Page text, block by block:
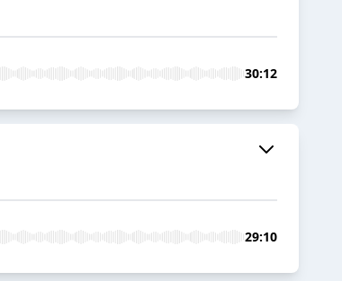
30:12
29:10